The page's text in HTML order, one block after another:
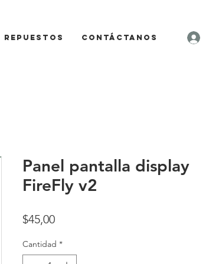
Repuestos Contáctanos
Panel pantalla display
FireFly v2
$45,00Precio
Cantidad *